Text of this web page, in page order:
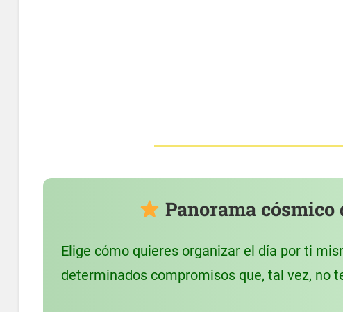
Panorama
Elige cómo quieres organizar el día por ti
determinados compromisos que, tal vez, no